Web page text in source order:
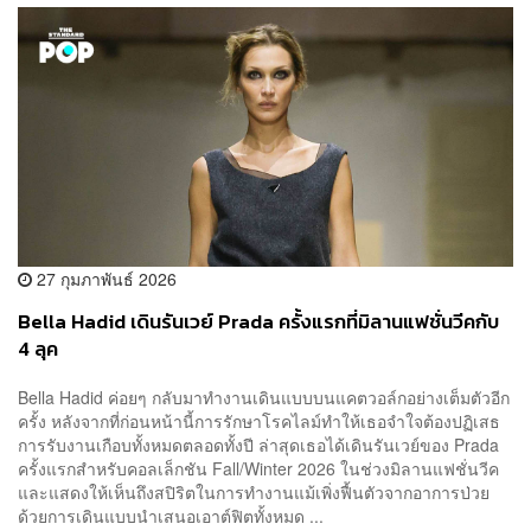
27 กุมภาพันธ์ 2026
Bella Hadid เดินรันเวย์ Prada ครั้งแรกที่มิลานแฟชั่นวีคกับ
4 ลุค
Bella Hadid ค่อยๆ กลับมาทำงานเดินแบบบนแคตวอล์กอย่างเต็มตัวอีก
ครั้ง หลังจากที่ก่อนหน้านี้การรักษาโรคไลม์ทำให้เธอจำใจต้องปฏิเสธ
การรับงานเกือบทั้งหมดตลอดทั้งปี ล่าสุดเธอได้เดินรันเวย์ของ Prada
ครั้งแรกสำหรับคอลเล็กชัน Fall/Winter 2026 ในช่วงมิลานแฟชั่นวีค
และแสดงให้เห็นถึงสปิริตในการทำงานแม้เพิ่งฟื้นตัวจากอาการป่วย
ด้วยการเดินแบบนำเสนอเอาต์ฟิตทั้งหมด ...